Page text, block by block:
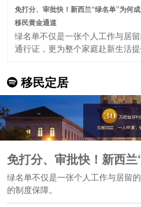
免打分、审批快！新西兰“绿名单”为何
移民黄金通道
绿名单不仅是一张个人工作与居
通行证，更为整个家庭赴新生活
移民定居
免打分、审批快！新西
绿名单不仅是一张个人工作与居留
的制度保障。